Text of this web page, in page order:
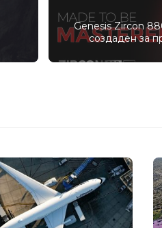
Genesis Zircon
создаден за